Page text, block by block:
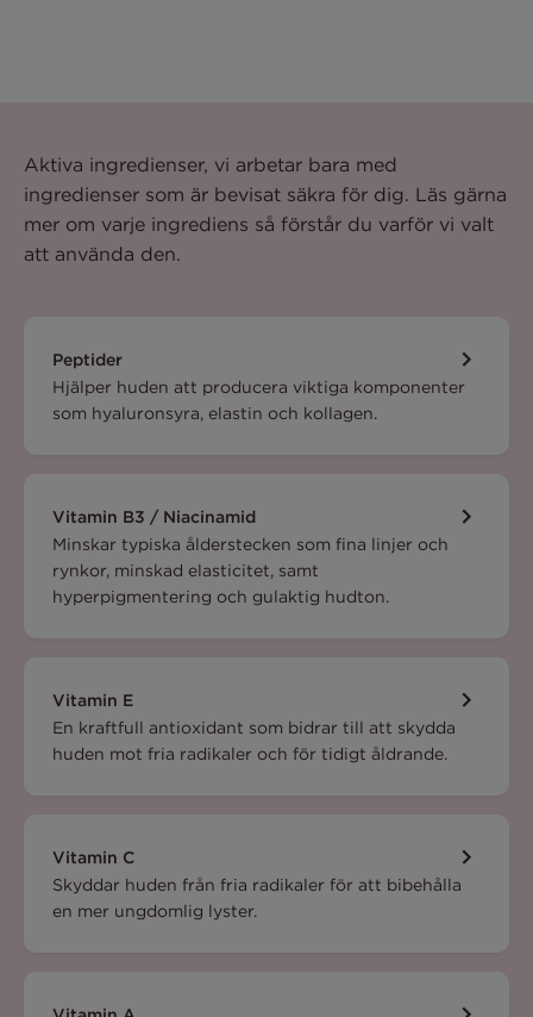
Aktiva ingredienser, vi arbetar bara med
ingredienser som är bevisat säkra för dig. Läs gärna
mer om varje ingrediens så förstår du varför vi valt
att använda den.
Peptider
Hjälper huden att producera viktiga komponenter
som hyaluronsyra, elastin och kollagen.
Vitamin B3 / Niacinamid
Minskar typiska ålderstecken som fina linjer och
rynkor, minskad elasticitet, samt
hyperpigmentering och gulaktig hudton.
Vitamin E
En kraftfull antioxidant som bidrar till att skydda
huden mot fria radikaler och för tidigt åldrande.
Vitamin C
Skyddar huden från fria radikaler för att bibehålla
en mer ungdomlig lyster.